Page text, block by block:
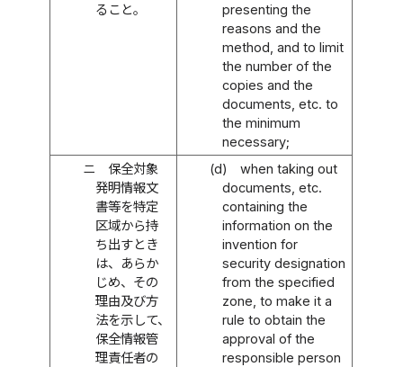
ること。
presenting the
reasons and the
method, and to limit
the number of the
copies and the
documents, etc. to
the minimum
necessary;
ニ
保全対象
発明情報文
書等を特定
区域から持
ち出すとき
は、あらか
じめ、その
理由及び方
法を示して、
保全情報管
理責任者の
(d)
when taking out
documents, etc.
containing the
information on the
invention for
security designation
from the specified
zone, to make it a
rule to obtain the
approval of the
responsible person